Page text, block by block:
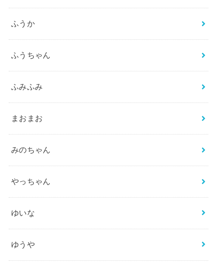
ふうか
ふうちゃん
ふみふみ
まおまお
みのちゃん
やっちゃん
ゆいな
ゆうや